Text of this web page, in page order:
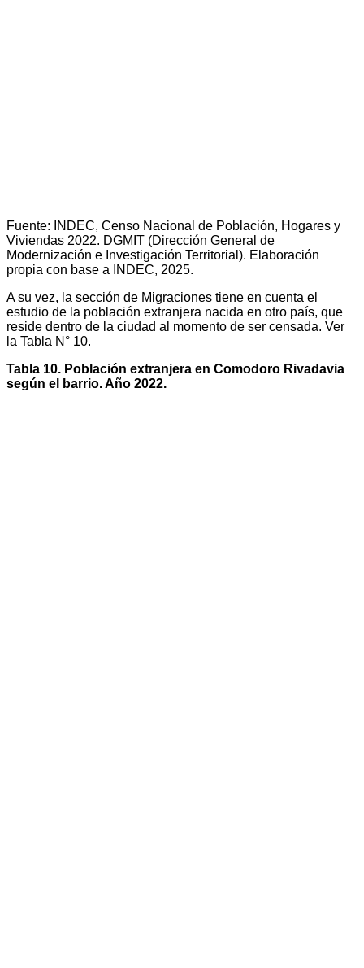
Fuente: INDEC, Censo Nacional de Población, Hogares y
Viviendas 2022. DGMIT (Dirección General de
Modernización e Investigación Territorial). Elaboración
propia con base a INDEC, 2025.
A su vez, la sección de Migraciones tiene en cuenta el
estudio de la población extranjera nacida en otro país, que
reside dentro de la ciudad al momento de ser censada. Ver
la Tabla N° 10.
Tabla 10. Población extranjera en Comodoro Rivadavia
según el barrio. Año 2022.